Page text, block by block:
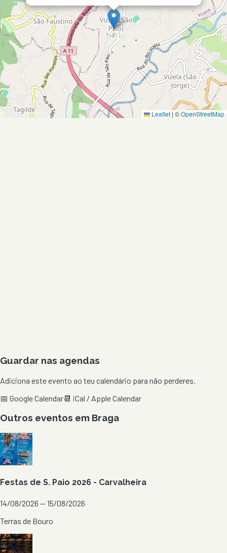
Leaflet |©OpenStreetMap
Guardar nas agendas
Adiciona este evento ao teu calendário para não perderes.
📅 Google Calendar📆 iCal / Apple Calendar
Outros eventos em Braga
Festas de S. Paio 2026 - Carvalheira
14/08/2026 — 15/08/2026
Terras de Bouro